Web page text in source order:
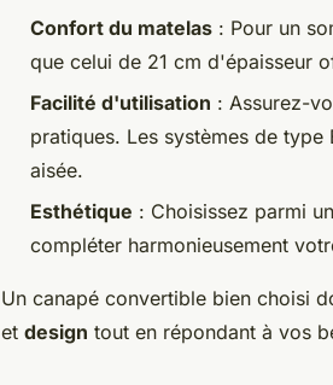
Confort du matelas : Pour un
que celui de 21 cm d'épaisseur
Facilité d'utilisation : Assurez-
pratiques. Les systèmes de
aisée.
Esthétique : Choisissez parmi
compléter harmonieusement
Un canapé convertible bien choisi
et design tout en répondant à vos